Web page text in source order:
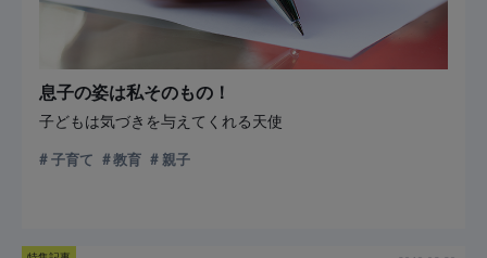
息子の姿は私そのもの！
子どもは気づきを与えてくれる天使
子育て 教育 親子